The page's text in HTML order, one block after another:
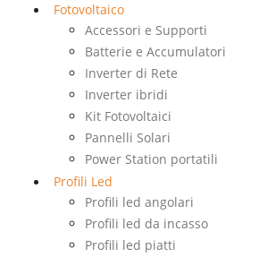
Fotovoltaico
Accessori e Supporti
Batterie e Accumulatori
Inverter di Rete
Inverter ibridi
Kit Fotovoltaici
Pannelli Solari
Power Station portatili
Profili Led
Profili led angolari
Profili led da incasso
Profili led piatti